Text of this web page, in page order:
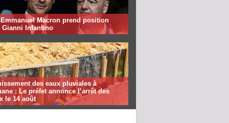
Emmanuel Macron prend position
Gianni Infantino
des eaux pluviales à
: Le préfet annonce l’arrêt des
le 14 août